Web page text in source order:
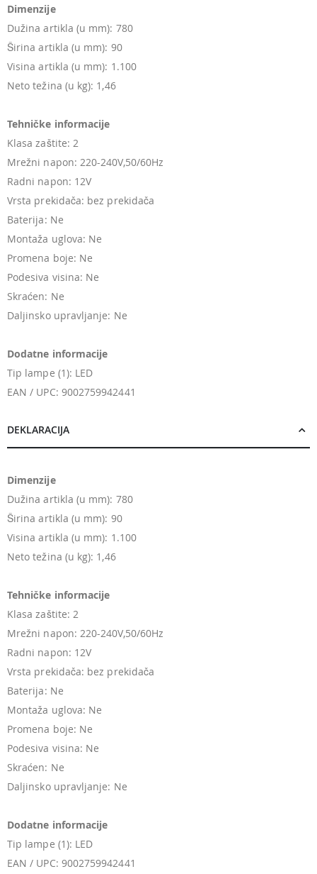
Dimenzije
Dužina artikla (u mm): 780
Širina artikla (u mm): 90
Visina artikla (u mm): 1.100
Neto težina (u kg): 1,46
Tehničke informacije
Klasa zaštite: 2
Mrežni napon: 220-240V,50/60Hz
Radni napon: 12V
Vrsta prekidača: bez prekidača
Baterija: Ne
Montaža uglova: Ne
Promena boje: Ne
Podesiva visina: Ne
Skraćen: Ne
Daljinsko upravljanje: Ne
Dodatne informacije
Tip lampe (1): LED
EAN / UPC: 9002759942441
DEKLARACIJA
Dimenzije
Dužina artikla (u mm): 780
Širina artikla (u mm): 90
Visina artikla (u mm): 1.100
Neto težina (u kg): 1,46
Tehničke informacije
Klasa zaštite: 2
Mrežni napon: 220-240V,50/60Hz
Radni napon: 12V
Vrsta prekidača: bez prekidača
Baterija: Ne
Montaža uglova: Ne
Promena boje: Ne
Podesiva visina: Ne
Skraćen: Ne
Daljinsko upravljanje: Ne
Dodatne informacije
Tip lampe (1): LED
EAN / UPC: 9002759942441